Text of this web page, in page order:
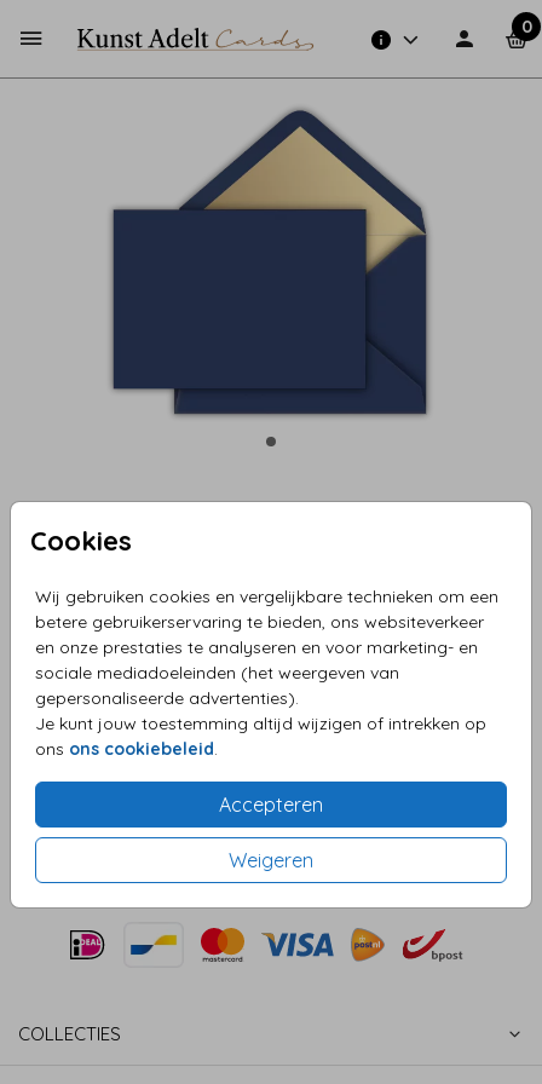
0
Cookies
Wij gebruiken cookies en vergelijkbare technieken om een
betere gebruikerservaring te bieden, ons websiteverkeer
en onze prestaties te analyseren en voor marketing- en
sociale mediadoeleinden (het weergeven van
gepersonaliseerde advertenties).
Je kunt jouw toestemming altijd wijzigen of intrekken op
ons ons cookiebeleid.
Accepteren
Weigeren
Donkerblauw met gouden inlay
Aantal x 1 Prijs:€ 0,75
OMSCHRIJVING
per 1
COLLECTIES